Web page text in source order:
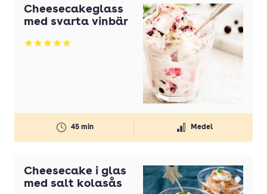
Cheesecakeglass
med svarta vinbär
Betyg: 5 av 5
45 min Medel
Cheesecake i glas
med salt kolasås